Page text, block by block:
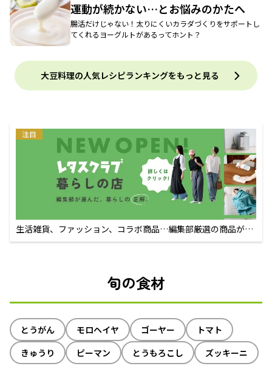
運動が続かない…とお悩みのかたへ
腸活だけじゃない！太りにくいカラダづくりをサポートし
てくれるヨーグルトがあるってホント？
大豆料理の人気レシピランキングをもっと見る
注目
生活雑貨、ファッション、コラボ商品…編集部厳選の商品が買
えるECサイト
旬の食材
とうがん モロヘイヤ ゴーヤー
トマト
きゅうり
ピーマン とうもろこし ズッキーニ